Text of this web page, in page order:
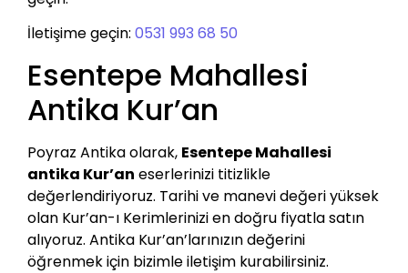
İletişime geçin: 0531 993 68 50
Esentepe Mahallesi
Antika Kur’an
Poyraz Antika olarak, Esentepe Mahallesi
antika Kur’an eserlerinizi titizlikle
değerlendiriyoruz. Tarihi ve manevi değeri yüksek
olan Kur’an-ı Kerimlerinizi en doğru fiyatla satın
alıyoruz. Antika Kur’an’larınızın değerini
öğrenmek için bizimle iletişim kurabilirsiniz.